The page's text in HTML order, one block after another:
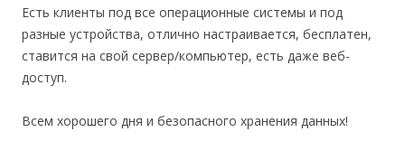
Есть клиенты под все операционные системы и под
разные устройства, отлично настраивается, бесплатен,
ставится на свой сервер/компьютер, есть даже веб-
доступ.
Всем хорошего дня и безопасного хранения данных!